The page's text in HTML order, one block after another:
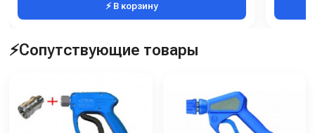
⚡ В корзину
⚡Сопутствующие товары